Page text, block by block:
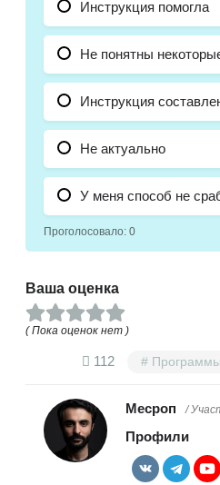
Инструкция помогла
Не понятны
Инструкция
Не актуально
У меня способ не
Проголосовало: 0
Ваша оценка
( Пока оценок нет )
112 Программы
Месроп /
Профили